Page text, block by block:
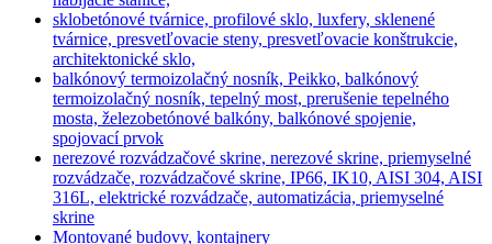
sklobetónové tvárnice, profilové sklo, luxfery, sklenené
tvárnice, presvetľovacie steny, presvetľovacie konštrukcie,
architektonické sklo,
balkónový termoizolačný nosník, Peikko, balkónový
termoizolačný nosník, tepelný most, prerušenie tepelného
mosta, železobetónové balkóny, balkónové spojenie,
spojovací prvok
nerezové rozvádzačové skrine, nerezové skrine, priemyselné
rozvádzače, rozvádzačové skrine, IP66, IK10, AISI 304, AISI
316L, elektrické rozvádzače, automatizácia, priemyselné
skrine
Montované budovy, kontajnery